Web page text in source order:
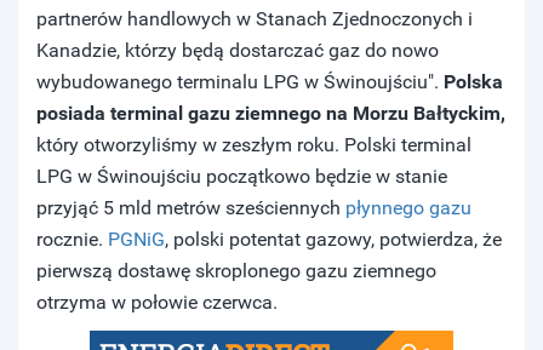
partnerów handlowych w Stanach Zjednoczonych i
Kanadzie, którzy będą dostarczać gaz do nowo
wybudowanego terminalu LPG w Świnoujściu". Polska
posiada terminal gazu ziemnego na Morzu Bałtyckim,
który otworzyliśmy w zeszłym roku. Polski terminal
LPG w Świnoujściu początkowo będzie w stanie
przyjąć 5 mld metrów sześciennych płynnego gazu
rocznie. PGNiG, polski potentat gazowy, potwierdza, że
pierwszą dostawę skroplonego gazu ziemnego
otrzyma w połowie czerwca.